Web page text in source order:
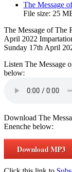
The Message
File size: 25
The Message of The
April 2022
Sunday 17th April
Listen The Message
below:
Download The
Enenche below:
Download MP3